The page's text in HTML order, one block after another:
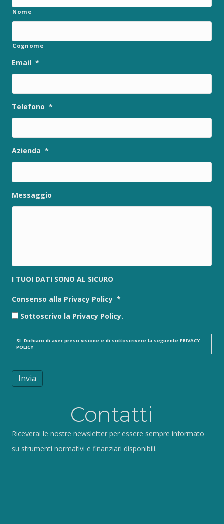
Contatti
Riceverai le nostre newsletter per essere sempre informato
su strumenti normativi e finanziari disponibili.
Nome
Cognome
Email *
Telefono *
Azienda *
Messaggio
I TUOI DATI SONO AL SICURO
Consenso alla Privacy Policy *
Sottoscrivo la Privacy Policy.
SI. Dichiaro di aver preso visione e di sottoscrivere la seguente PRIVACY
POLICY
Invia